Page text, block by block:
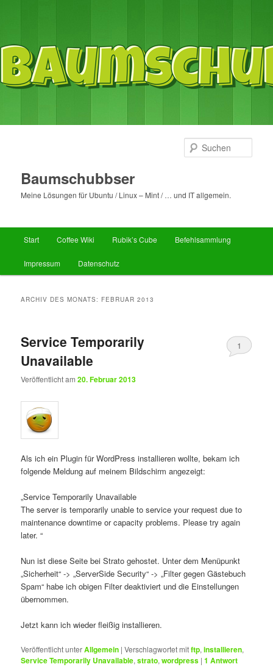
Baumschubbser
Meine Lösungen für Ubuntu / Linux – Mint / … und IT allgemein.
Zum
primären
Zum
sekundären
Start Coffee Wiki Rubik’s Cube Befehlsammlung
Impressum Datenschutz
ARCHIV DES MONATS: FEBRUAR 2013
Service Temporarily
Unavailable
Veröffentlicht am20. Februar 2013
1
Als ich ein Plugin für WordPress installieren wollte, bekam ich
folgende Meldung auf meinem Bildschirm angezeigt:
„Service Temporarily Unavailable
The server is temporarily unable to service your request due to
maintenance downtime or capacity problems. Please try again
later. “
Nun ist diese Seite bei Strato gehostet. Unter dem Menüpunkt
„Sicherheit“ -> „ServerSide Security“ -> „Filter gegen Gästebuch
Spam“ habe ich obigen Filter deaktiviert und die Einstellungen
übernommen.
Jetzt kann ich wieder fleißig installieren.
Veröffentlicht unterAllgemein |Verschlagwortet mitftp,installieren,
Service Temporarily Unavailable,strato,wordpress |1 Antwort